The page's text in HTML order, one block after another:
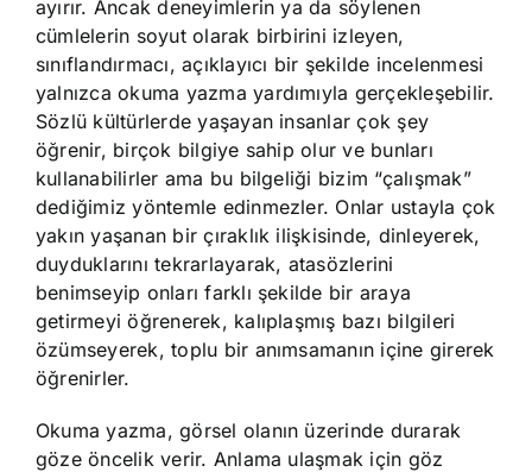
ayırır. Ancak deneyimlerin ya da söylenen
cümlelerin soyut olarak birbirini izleyen,
sınıflandırmacı, açıklayıcı bir şekilde incelenmesi
yalnızca okuma yazma yardımıyla gerçekleşebilir.
Sözlü kültürlerde yaşayan insanlar çok şey
öğrenir, birçok bilgiye sahip olur ve bunları
kullanabilirler ama bu bilgeliği bizim “çalışmak”
dediğimiz yöntemle edinmezler. Onlar ustayla çok
yakın yaşanan bir çıraklık ilişkisinde, dinleyerek,
duyduklarını tekrarlayarak, atasözlerini
benimseyip onları farklı şekilde bir araya
getirmeyi öğrenerek, kalıplaşmış bazı bilgileri
özümseyerek, toplu bir anımsamanın içine girerek
öğrenirler.
Okuma yazma, görsel olanın üzerinde durarak
göze öncelik verir. Anlama ulaşmak için göz